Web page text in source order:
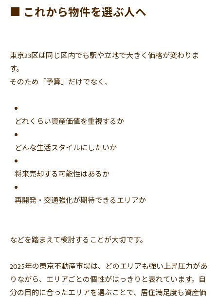
■ これから物件を選ぶ人へ
東京23区は同じ区内でも駅や立地で大きく価格が変わりま
す。
そのため「予算」だけでなく、
どれくらい資産価値を重視するか
どんな生活スタイルにしたいか
将来売却する可能性はあるか
再開発・交通強化が期待できるエリアか
などを踏まえて検討することが大切です。
2025年の東京不動産市場は、 どのエリアも強い上昇圧力があ
りながら、 エリアごとの個性がはっきりと表れています。 自
分の目的に合ったエリアを選ぶことで、 居住満足度も資産価